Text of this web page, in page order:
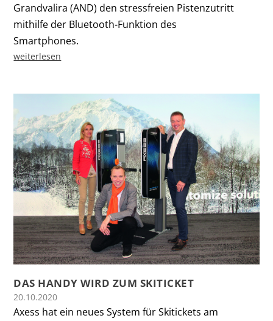
Grandvalira (AND) den stressfreien Pistenzutritt
mithilfe der Bluetooth-Funktion des
Smartphones.
weiterlesen
DAS HANDY WIRD ZUM SKITICKET
20.10.2020
Axess hat ein neues System für Skitickets am